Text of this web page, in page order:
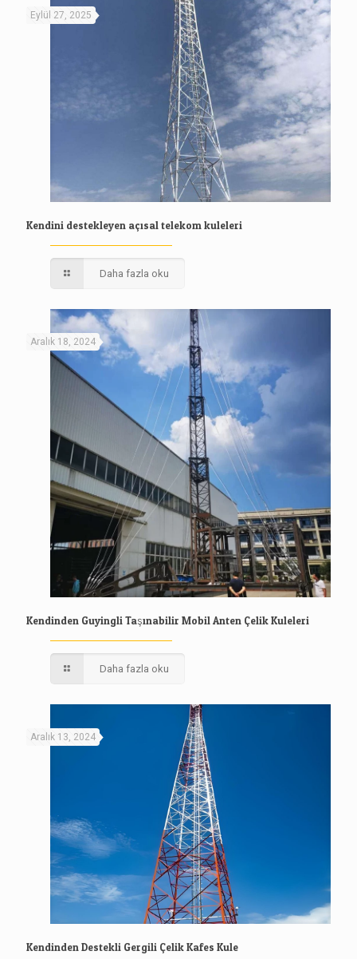
Eylül 27, 2025
Kendini destekleyen açısal telekom kuleleri
Daha fazla oku
Aralık 18, 2024
Kendinden Guyingli Taşınabilir Mobil Anten Çelik Kuleleri
Daha fazla oku
Aralık 13, 2024
Kendinden Destekli Gergili Çelik Kafes Kule